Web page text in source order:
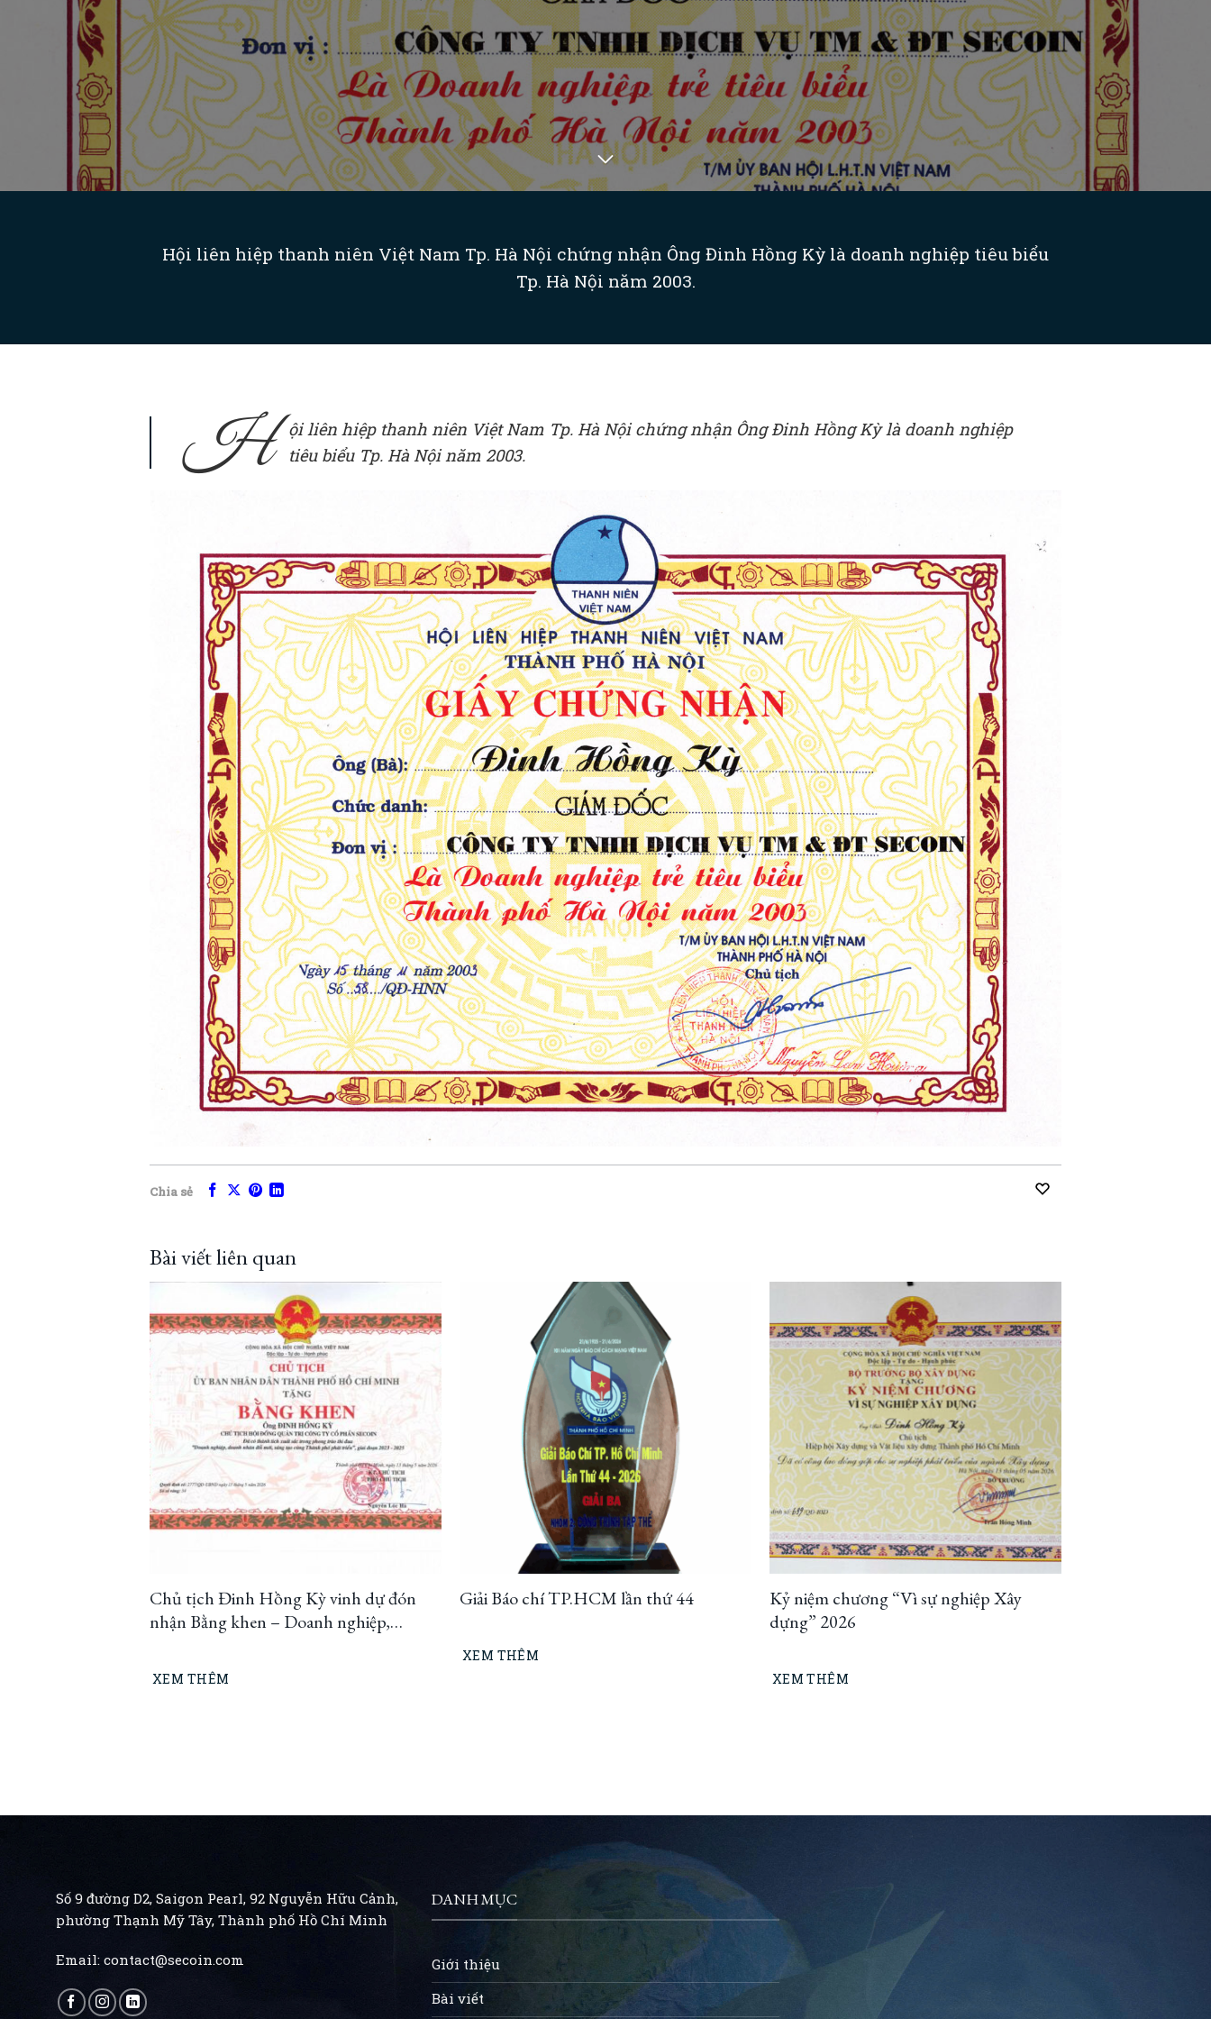
Hội liên hiệp thanh niên Việt Nam Tp. Hà Nội chứng nhận Ông Đinh Hồng Kỳ là doanh nghiệp tiêu biểu
Tp. Hà Nội năm 2003.
H
ội liên hiệp thanh niên Việt Nam Tp. Hà Nội chứng nhận Ông Đinh Hồng Kỳ là doanh nghiệp
tiêu biểu Tp. Hà Nội năm 2003.
Chia sẻ
Bài viết liên quan
Chủ tịch Đinh Hồng Kỳ vinh dự đón
nhận Bằng khen – Doanh nghiệp,
Thành phố phát triển giai đoạn 2023–
XEM THÊM
Giải Báo chí TP.HCM lần thứ 44
XEM THÊM
Kỷ niệm chương “Vì sự nghiệp Xây
dựng” 2026
XEM THÊM
Số 9 đường D2, Saigon Pearl, 92 Nguyễn Hữu Cảnh,
phường Thạnh Mỹ Tây, Thành phố Hồ Chí Minh
Email: contact@secoin.com
DANH MỤC
Giới thiệu
Bài viết